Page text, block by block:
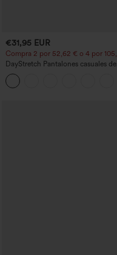
€31,95 EUR
Compra 2 por 52,62 € o 4 por
DayStretch Pantalones casuales de
cintura alta con pernera tipo barril y
bolsillos